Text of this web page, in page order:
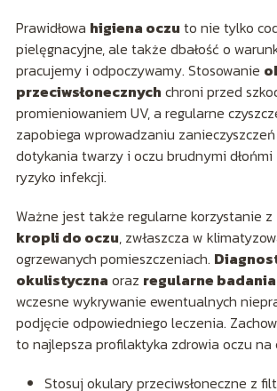
Prawidłowa higiena oczu to nie tylko
pielęgnacyjne, ale także dbałość o
pracujemy i odpoczywamy. Stosowanie
przeciwsłonecznych chroni przed
promieniowaniem UV, a regularne
zapobiega wprowadzaniu
dotykania twarzy i oczu brudnymi
ryzyko infekcji.
Ważne jest także regularne korzystanie z
kropli do oczu, zwłaszcza w
ogrzewanych pomieszczeniach.
okulistyczna oraz regularne badania
wczesne wykrywanie ewentualnych
podjęcie odpowiedniego leczenia.
to najlepsza profilaktyka zdrowia oczu na
Stosuj okulary przeciwsłoneczne z